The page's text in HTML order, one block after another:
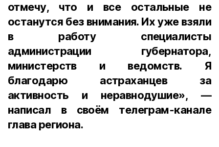
отмечу, что и все остальные не
останутся без внимания. Их уже взяли
в работу специалисты
администрации губернатора,
министерств и ведомств. Я
благодарю астраханцев за
активность и неравнодушие», —
написал в своём телеграм-канале
глава региона.